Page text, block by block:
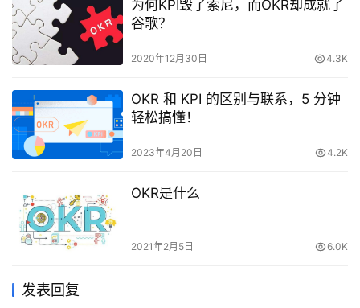
为何KPI毁了索尼，而OKR却成就了
谷歌？
2020年12月30日 4.3K
OKR 和 KPI 的区别与联系，5 分钟
轻松搞懂！
2023年4月20日 4.2K
OKR是什么
2021年2月5日 6.0K
发表回复